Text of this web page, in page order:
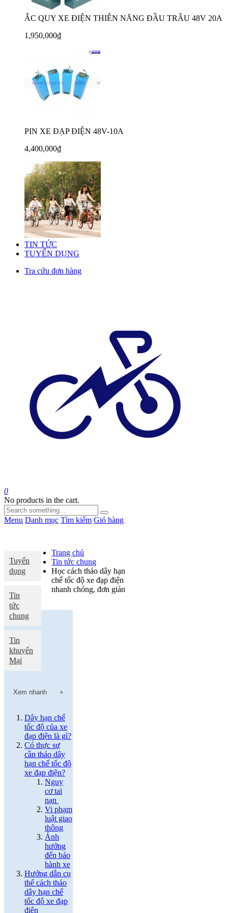
ẮC QUY XE ĐIỆN THIÊN NĂNG ĐẦU TRÂU 48V 20A
1,950,000₫
PIN XE ĐẠP ĐIỆN 48V-10A
4,400,000₫
TIN TỨC
TUYỂN DỤNG
Tra cứu đơn hàng
0
No products in the cart.
Menu Danh mục Tìm kiếm Giỏ hàng
Tuyển
dụng
Tin
tức
chung
Tin
khuyến
Mại
Trang chủ
Tin tức chung
Học cách tháo dây hạn
chế tốc độ xe đạp điện
nhanh chóng, đơn giản
Xem nhanh
Dây hạn chế
tốc độ của xe
đạp điện là gì?
Có thực sự
cần tháo dây
hạn chế tốc độ
xe đạp điện?
Nguy
cơ tai
nạn
Vi phạm
luật giao
thông
Ảnh
hưởng
đến bảo
hành xe
Hướng dẫn cụ
thể cách tháo
dây hạn chế
tốc độ xe đạp
điện